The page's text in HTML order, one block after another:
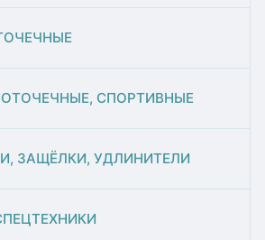
СПОРТИВНЫЕ
ЗАЩЁЛКИ, УДЛИНИТЕЛИ